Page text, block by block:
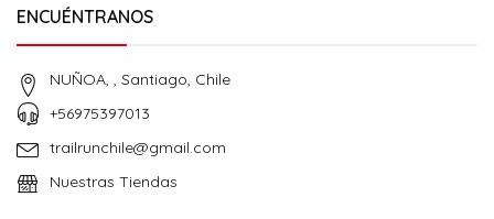
ENCUÉNTRANOS
NUÑOA, , Santiago, Chile
+56975397013
trailrunchile@gmail.com
Nuestras Tiendas